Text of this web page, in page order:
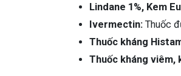
Lindane 1%, Kem
Ivermectin: Thuốc
Thuốc kháng
Thuốc kháng viêm,